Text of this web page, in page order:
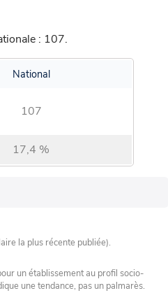
: 107.
National
107
17,4 %
la plus récente publiée).
un établissement au profil socio-
une tendance, pas un palmarès.